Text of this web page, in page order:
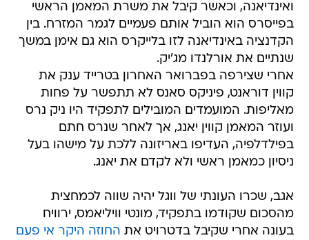
ואינדיאנה, וכאשר קיבל את משרת המאמן הראשי
בפייסרס הוא הוביל אותם פעמיים לגמר המזרח. בין
הקדנציה באינדיאנה לזו בלייקרס הוא גם אימן במשך
שנתיים את אורלנדו מג'יק.
אחרי שצירפה בפברואר האחרון בטרייד ענק את
קווין דוראנט, פיניקס סאנס לא תתפשר על פחות
מאליפות. המועמדים המובילים לתפקיד היו ניק נרס
ועוזר המאמן קווין יאנג, אך לאחר שנרס חתם
בפילדלפיה, העדיפו באריזונה ללכת על מישהו בעל
ניסיון כמאמן ראשי ולא לקדם את יאנג.
אגב, שכרו העונתי של ווגל יהיה שווה לכמחצית
מהסכום שקודמו בתפקיד, מונטי וויליאמס, ירוויח
בעונה אחרי שקיבל בדטרויט את החוזה היקר אי פעם